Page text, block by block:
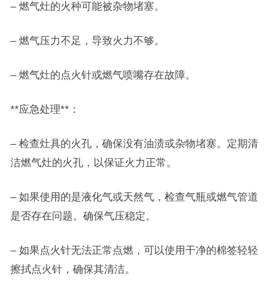
– 燃气灶的火种可能被杂物堵塞。
– 燃气压力不足，导致火力不够。
– 燃气灶的点火针或燃气喷嘴存在故障。
**应急处理**：
– 检查灶具的火孔，确保没有油渍或杂物堵塞。定期清
洁燃气灶的火孔，以保证火力正常。
– 如果使用的是液化气或天然气，检查气瓶或燃气管道
是否存在问题。确保气压稳定。
– 如果点火针无法正常点燃，可以使用干净的棉签轻轻
擦拭点火针，确保其清洁。